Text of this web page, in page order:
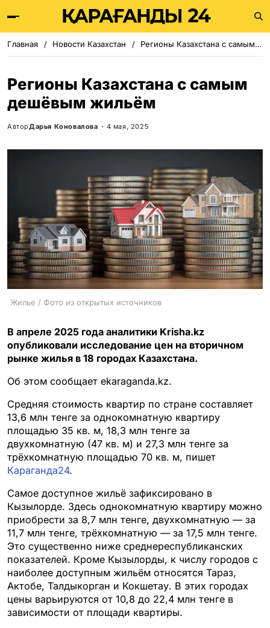
Главная Новости Казахстан Регионы Казахстана с самым дешёвым жильём
Регионы Казахстана с самым
дешёвым жильём
АвторДарья Коновалова 4 мая, 2025
Жилье / Фото из открытых источников
В апреле 2025 года аналитики Krisha.kz
опубликовали исследование цен на вторичном
рынке жилья в 18 городах Казахстана.
Об этом сообщает ekaraganda.kz.
Средняя стоимость квартир по стране составляет
13,6 млн тенге за однокомнатную квартиру
площадью 35 кв. м, 18,3 млн тенге за
двухкомнатную (47 кв. м) и 27,3 млн тенге за
трёхкомнатную площадью 70 кв. м, пишет
Караганда24.
Самое доступное жильё зафиксировано в
Кызылорде. Здесь однокомнатную квартиру можно
приобрести за 8,7 млн тенге, двухкомнатную — за
11,7 млн тенге, трёхкомнатную — за 17,5 млн тенге.
Это существенно ниже среднереспубликанских
показателей. Кроме Кызылорды, к числу городов с
наиболее доступным жильём относятся Тараз,
Актобе, Талдыкорган и Кокшетау. В этих городах
цены варьируются от 10,8 до 22,4 млн тенге в
зависимости от площади квартиры.